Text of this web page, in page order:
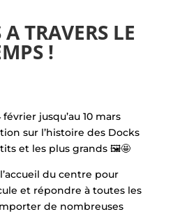
TRAVERS LE
!
jusqu’au 10 mars
sur l’histoire des Docks
et les plus grands 🖼️🤩
du centre pour
et répondre à toutes les
de nombreuses